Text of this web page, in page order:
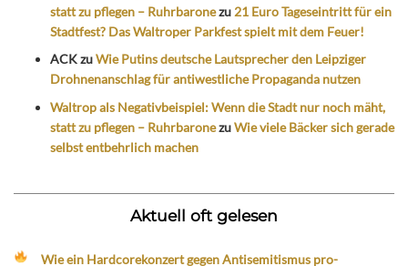
statt zu pflegen – Ruhrbaronezu 21 Euro Tageseintritt für ein
Stadtfest? Das Waltroper Parkfest spielt mit dem Feuer!
ACKzuWie Putins deutsche Lautsprecher den Leipziger
Drohnenanschlag für antiwestliche Propaganda nutzen
Waltrop als Negativbeispiel: Wenn die Stadt nur noch mäht,
statt zu pflegen – RuhrbaronezuWie viele Bäcker sich gerade
selbst entbehrlich machen
Aktuell oft gelesen
Wie ein Hardcorekonzert gegen Antisemitismus pro-